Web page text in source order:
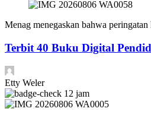
Menag menegaskan bahwa
Terbit 40 Buku Digital
Etty Weler
12 jam